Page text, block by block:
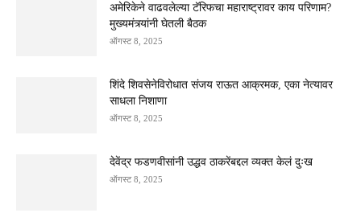
अमेरिकेने वाढवलेल्या टॅरिफचा महाराष्ट्रावर काय परिणाम?
मुख्यमंत्र्यांनी घेतली बैठक
ऑगस्ट 8, 2025
शिंदे शिवसेनेविरोधात संजय राऊत आक्रमक, एका नेत्यावर
साधला निशाणा
ऑगस्ट 8, 2025
देवेंद्र फडणवीसांनी उद्धव ठाकरेंबद्दल व्यक्त केलं दुःख
ऑगस्ट 8, 2025